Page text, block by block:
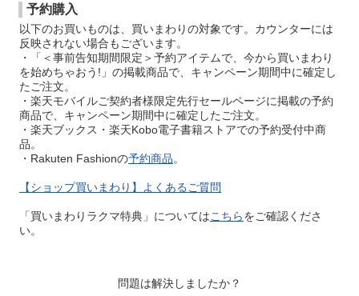
予約購入
以下のお買いものは、買いまわりの対象です。カウンターには
反映されない場合もございます。
・「＜事前告知期間限定＞予約アイテムで、今から買いまわり
を始めちゃおう!」の掲載商品で、キャンペーン期間中に確定し
たご注文。
・楽天モバイルご契約者様限定先行セールページに掲載の予約
商品で、キャンペーン期間中に確定したご注文。
・楽天ブックス・楽天Kobo電子書籍ストアでの予約受付中商
品。
・Rakuten Fashionの予約商品。
【ショップ買いまわり】よくあるご質問
「買いまわりラクマ特典」についてはこちらをご確認くださ
い。
問題は解決しましたか？